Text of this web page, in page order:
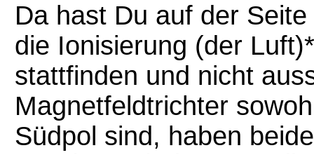
Da hast Du auf der
die Ionisierung (der
stattfinden und nicht
Magnetfeldtrichter
Südpol sind, haben